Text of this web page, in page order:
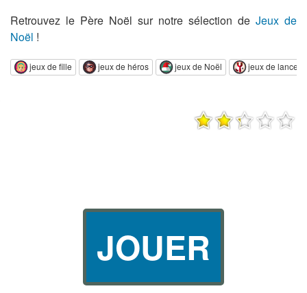
Retrouvez le Père Noël sur notre sélection de Jeux de
Noël !
jeux de fille jeux de héros jeux de Noël jeux de lancer
JOUER